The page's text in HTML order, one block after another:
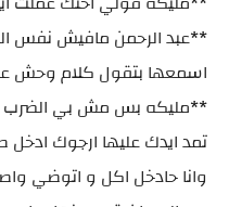
**عبد الرحمن مافيش نفس
اسمعها بتقول كلام وحش
**مليكه بس مش بي الضرب
تمد ايدك عليها ارجوك ادخل
وانا حادخل اكل و اتوضي